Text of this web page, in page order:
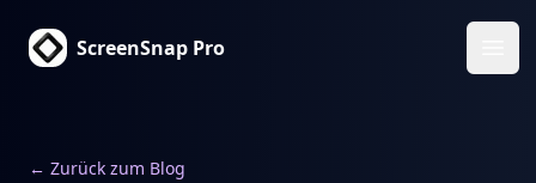
ScreenSnap Pro
← Zurück zum Blog